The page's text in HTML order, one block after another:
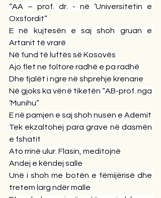
“AA – prof. dr. - në ‘Universitetin e
Oxsfordit”
E në kujtesën e saj shoh gruan e
Artanit të vrarë
Në fund të luftës së Kosovës
Ajo flet ne foltore radhë e pa radhë
Dhe fjalët i ngre në shprehje krenarie
Në gjoks ka vënë tiketën “AB-prof. nga
‘Munihu”
E në pamjen e saj shoh nusen e Ademit
Tek ekzaltohej para grave në dasmën
e fshatit
Ato rrinë ulur. Flasin, meditojnë
Andej e këndej salle
Unë i shoh me botën e fëmijërisë dhe
tretem larg ndër malle